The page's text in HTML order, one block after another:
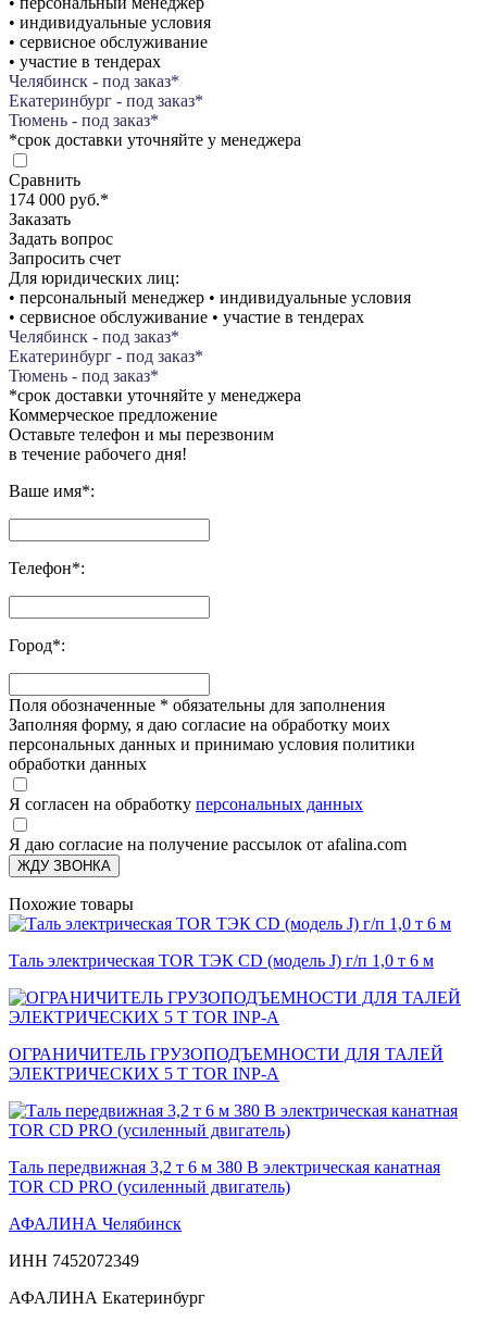
• индивидуальные условия
• сервисное обслуживание
• участие в тендерах
Челябинск - под заказ*
Екатеринбург - под заказ*
Тюмень - под заказ*
*срок доставки уточняйте у менеджера
Сравнить
174 000 руб.*
Заказать
Задать вопрос
Запросить счет
Для юридических лиц:
• персональный менеджер • индивидуальные условия
• сервисное обслуживание • участие в тендерах
Челябинск - под заказ*
Екатеринбург - под заказ*
Тюмень - под заказ*
*срок доставки уточняйте у менеджера
Коммерческое предложение
Оставьте телефон и мы перезвоним
в течение рабочего дня!
Ваше имя*:
Телефон*:
Город*:
Поля обозначенные * обязательны для заполнения
Заполняя форму, я даю согласие на обработку моих
персональных данных и принимаю условия политики
обработки данных
Я согласен на обработку персональных данных
Я даю согласие на получение рассылок от afalina.com
ЖДУ ЗВОНКА
Похожие товары
Таль электрическая TOR ТЭК CD (модель J) г/п 1,0 т 6 м
ОГРАНИЧИТЕЛЬ ГРУЗОПОДЪЕМНОСТИ ДЛЯ ТАЛЕЙ
ЭЛЕКТРИЧЕСКИХ 5 Т TOR INP-A
Таль передвижная 3,2 т 6 м 380 В электрическая канатная
TOR CD PRO (усиленный двигатель)
АФАЛИНА Челябинск
ИНН 7452072349
АФАЛИНА Екатеринбург